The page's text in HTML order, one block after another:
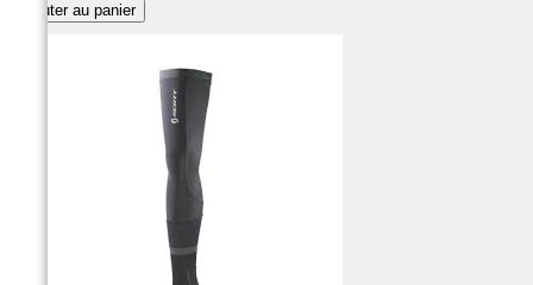
Ajouter au panier